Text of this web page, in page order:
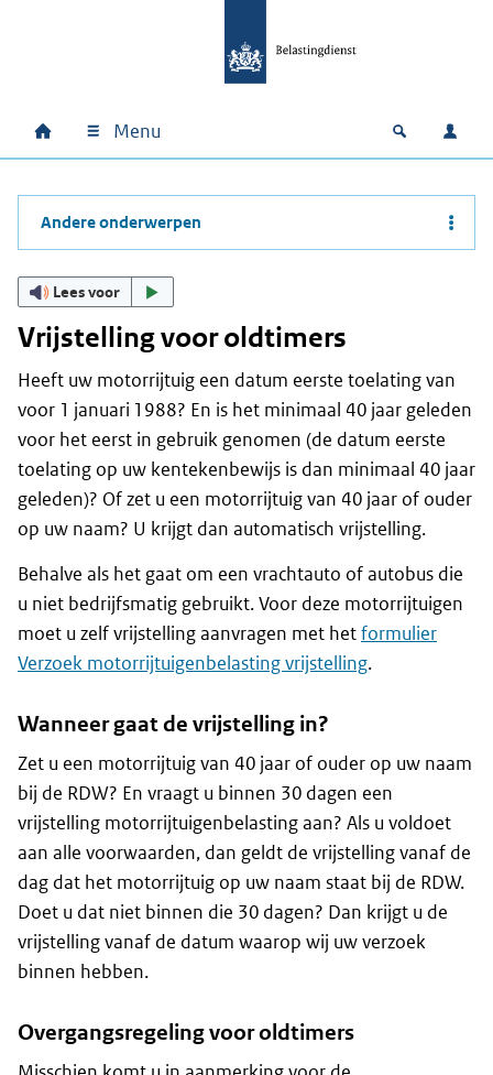
Hoofdnavigatie
Home Menu Open
Andere onderwerpen
Lees voor
Vrijstelling voor oldtimers
Heeft uw motorrijtuig een datum eerste toelating van
voor 1 januari 1988? En is het minimaal 40 jaar geleden
voor het eerst in gebruik genomen (de datum eerste
toelating op uw kentekenbewijs is dan minimaal 40 jaar
geleden)? Of zet u een motorrijtuig van 40 jaar of ouder
op uw naam? U krijgt dan automatisch vrijstelling.
Behalve als het gaat om een vrachtauto of autobus die
u niet bedrijfsmatig gebruikt. Voor deze motorrijtuigen
moet u zelf vrijstelling aanvragen met hetformulier
Verzoek motorrijtuigenbelasting vrijstelling.
Wanneer gaat de vrijstelling in?
Zet u een motorrijtuig van 40 jaar of ouder op uw naam
bij de RDW? En vraagt u binnen 30 dagen een
vrijstelling motorrijtuigenbelasting aan? Als u voldoet
aan alle voorwaarden, dan geldt de vrijstelling vanaf de
dag dat het motorrijtuig op uw naam staat bij de RDW.
Doet u dat niet binnen die 30 dagen? Dan krijgt u de
vrijstelling vanaf de datum waarop wij uw verzoek
binnen hebben.
Overgangsregeling voor oldtimers